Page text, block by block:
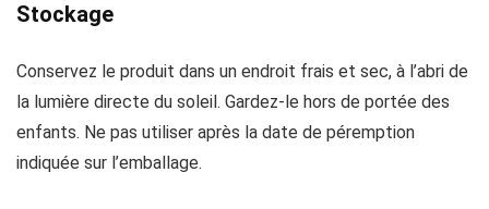
Stockage
Conservez le produit dans un endroit frais et sec, à l’abri de
la lumière directe du soleil. Gardez-le hors de portée des
enfants. Ne pas utiliser après la date de péremption
indiquée sur l’emballage.